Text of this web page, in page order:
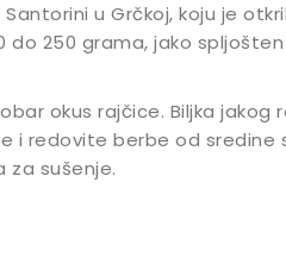
u Grčkoj, koju je
do 250 grama, jako
okus rajčice. Biljka jakog
i redovite berbe od sredine
za sušenje.